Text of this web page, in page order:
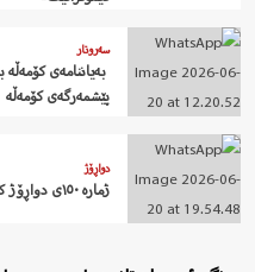
سەروتار
پێشمەرگەی کۆمەڵە
دواڕۆژ
ژمارە ١٥٠ی دواڕۆژ کەوتە بەردیدەی خوێنەرانی…